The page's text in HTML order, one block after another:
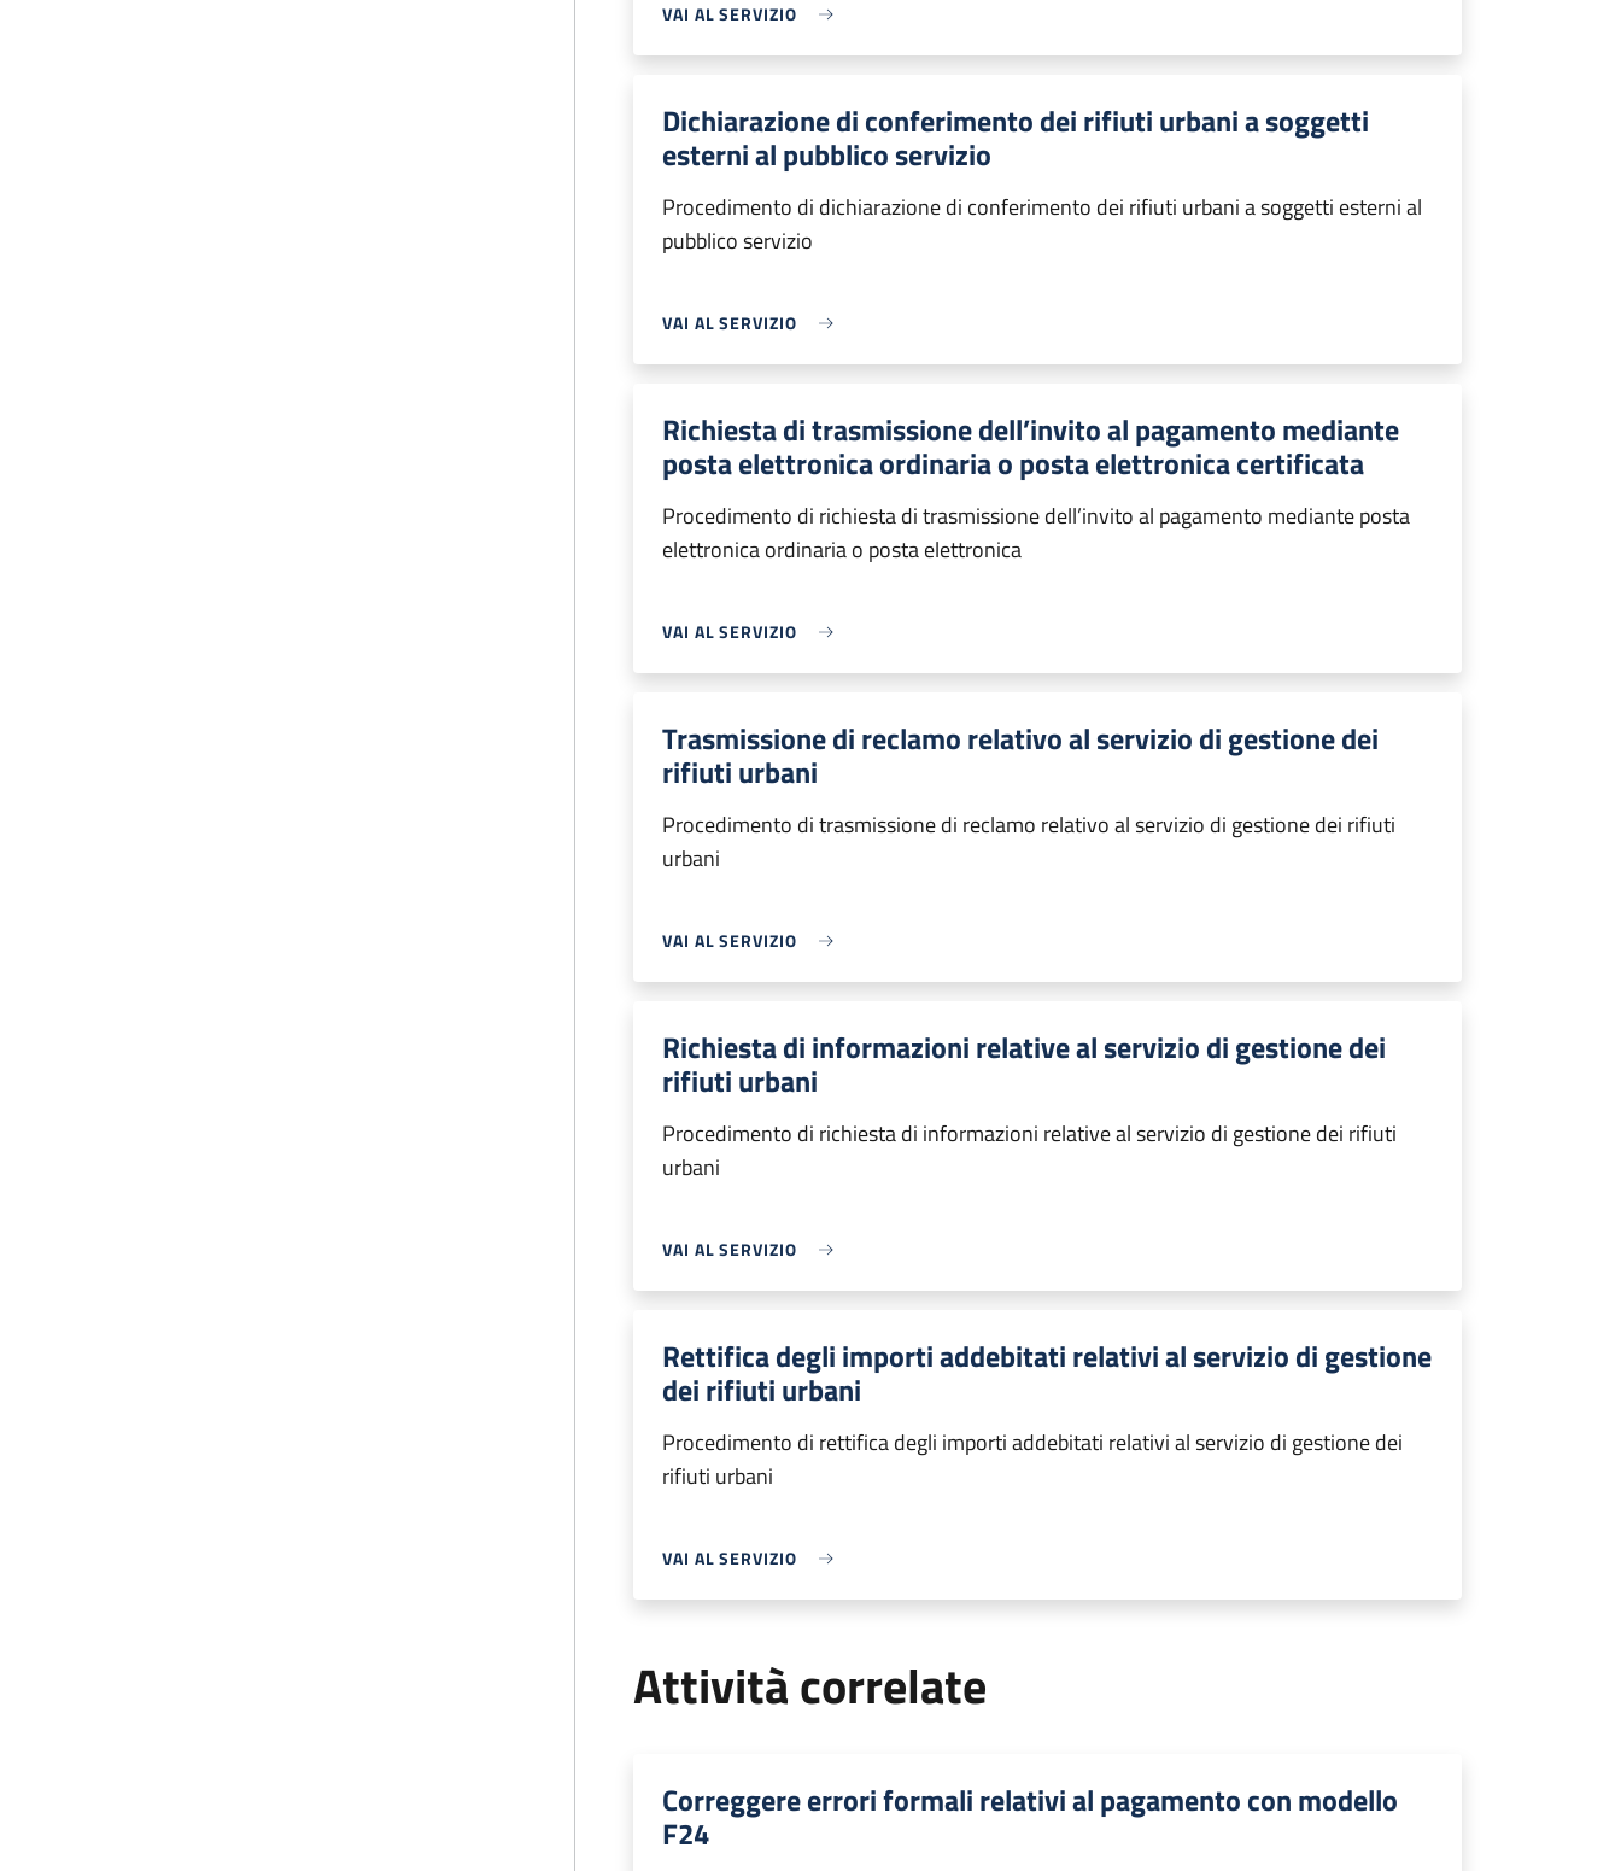
VAI AL SERVIZIO
Dichiarazione di conferimento dei rifiuti urbani a soggetti
esterni al pubblico servizio
Procedimento di dichiarazione di conferimento dei rifiuti urbani a soggetti esterni al
pubblico servizio
VAI AL SERVIZIO
Richiesta di trasmissione dell’invito al pagamento mediante
posta elettronica ordinaria o posta elettronica certificata
Procedimento di richiesta di trasmissione dell’invito al pagamento mediante posta
elettronica ordinaria o posta elettronica
VAI AL SERVIZIO
Trasmissione di reclamo relativo al servizio di gestione dei
rifiuti urbani
Procedimento di trasmissione di reclamo relativo al servizio di gestione dei rifiuti
urbani
VAI AL SERVIZIO
Richiesta di informazioni relative al servizio di gestione dei
rifiuti urbani
Procedimento di richiesta di informazioni relative al servizio di gestione dei rifiuti
urbani
VAI AL SERVIZIO
Rettifica degli importi addebitati relativi al servizio di gestione
dei rifiuti urbani
Procedimento di rettifica degli importi addebitati relativi al servizio di gestione dei
rifiuti urbani
VAI AL SERVIZIO
Attività correlate
Correggere errori formali relativi al pagamento con modello
F24